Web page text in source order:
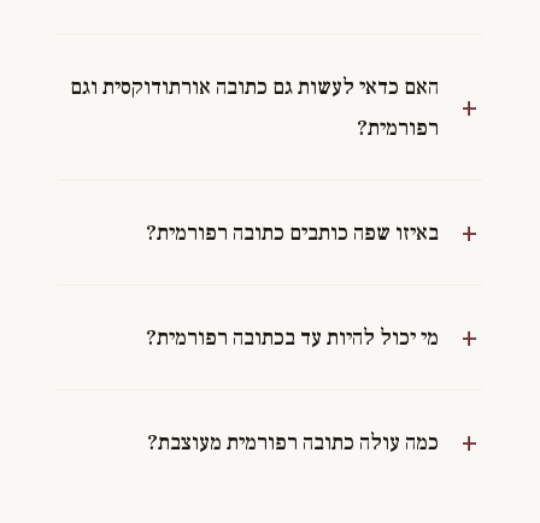
האם כדאי לעשות גם כתובה אורתודוקסית וגם
רפורמית?
באיזו שפה כותבים כתובה רפורמית?
מי יכול להיות עד בכתובה רפורמית?
כמה עולה כתובה רפורמית מעוצבת?